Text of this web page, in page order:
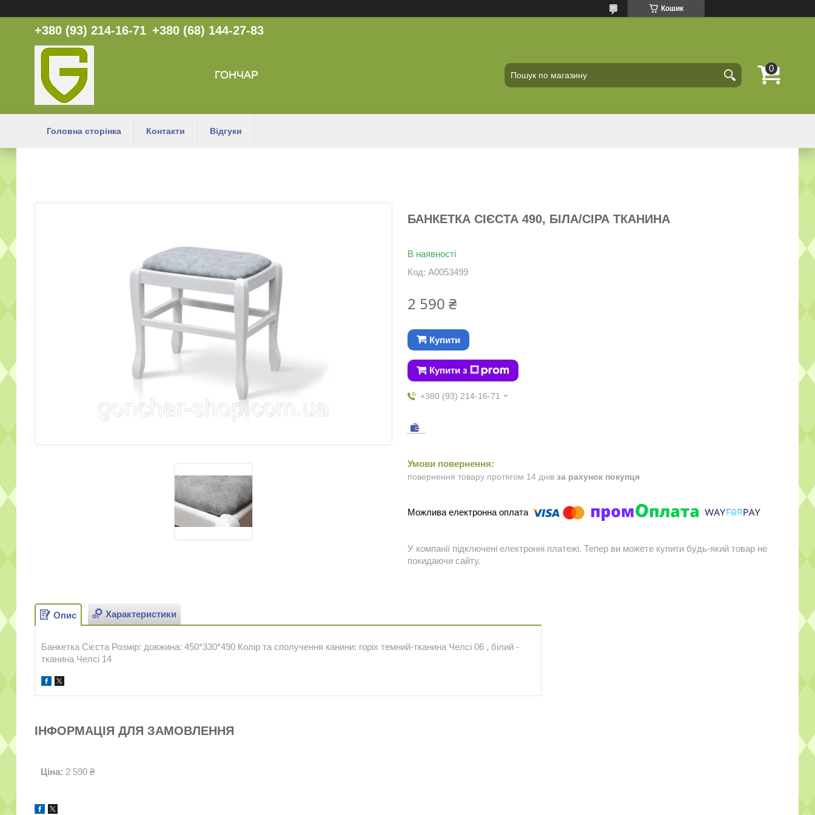
Кошик
+380 (93) 214-16-71 +380 (68) 144-27-83
ГОНЧАР
Головна сторінка Контакти Відгуки
БАНКЕТКА СІЄСТА 490, БІЛА/СІРА ТКАНИНА
В наявності
Код: А0053499
2 590 ₴
Купити
Купити з
+380 (93) 214-16-71
повернення товару протягом 14 днів за рахунок покупця
У компанії підключені електронні платежі. Тепер ви можете купити будь-який товар не
покидаючи сайту.
Опис Характеристики
Банкетка Сієста Розмір: довжина: 450*330*490 Колір та сполучення канини: горіх темний-тканина Челсі 06 , білий -
тканина Челсі 14
ІНФОРМАЦІЯ ДЛЯ ЗАМОВЛЕННЯ
Ціна: 2 590 ₴